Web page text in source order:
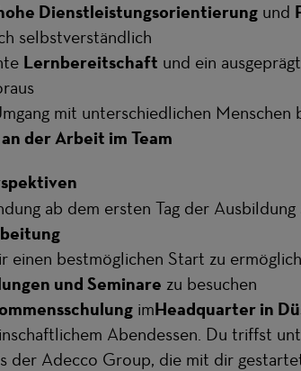
Dienstleistungsorientierung und
selbstverständlich
Lernbereitschaft und ein
mit unterschiedlichen
der Arbeit im Team
ab dem ersten Tag der
einen bestmöglichen Start zu
und Seminare zu besuchen
imHeadquarter in
Abendessen. Du triffst
der Adecco Group, die mit dir